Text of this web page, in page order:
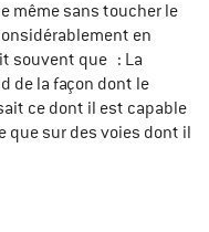
même sans toucher le
en
souvent que : La
de la façon dont le
ce dont il est capable
que sur des voies dont il